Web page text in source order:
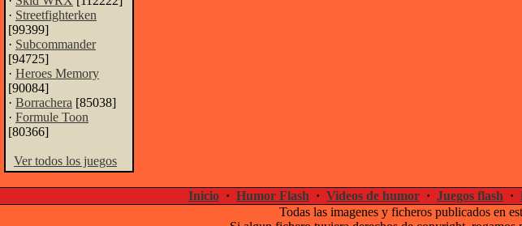
· Streetfighterken
[99399]
· Subcommander
[94725]
· Heroes Memory
[90084]
· Borrachera [85038]
· Formule Toon
[80366]
Ver todos los juegos
Inicio · Humor Flash · Videos de humor · Juegos flash ·
Todas las imagenes y ficheros publicados en